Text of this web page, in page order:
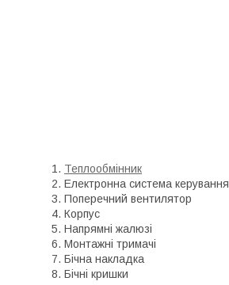
Теплообмінник
Електронна система керування
Поперечний вентилятор
Корпус
Напрямні жалюзі
Монтажні тримачі
Бічна накладка
Бічні кришки